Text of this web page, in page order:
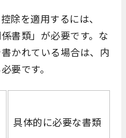
除を適用するには、
書類」が必要です。な
かれている場合は、内
要です。
具体的に必要な書類